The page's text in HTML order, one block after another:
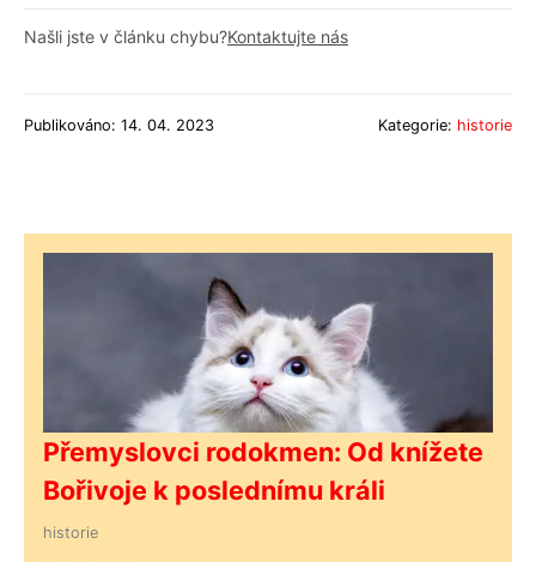
Našli jste v článku chybu?Kontaktujte nás
Publikováno: 14. 04. 2023 Kategorie: historie
Přemyslovci rodokmen: Od knížete
Bořivoje k poslednímu králi
historie